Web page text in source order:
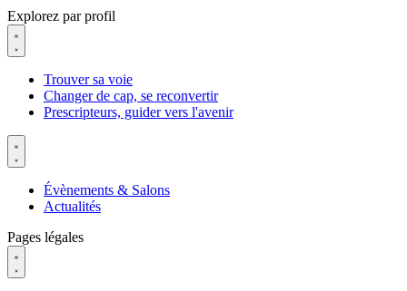
Explorez par profil
Trouver sa voie
Changer de cap, se reconvertir
Prescripteurs, guider vers l'avenir
Évènements & Salons
Actualités
Pages légales